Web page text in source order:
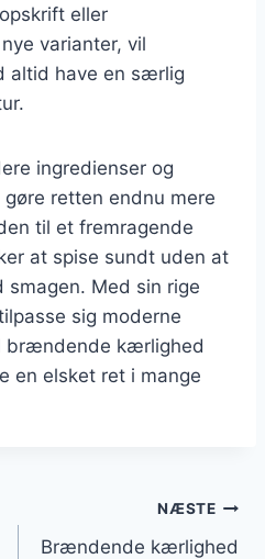
eller
varianter, vil
have en særlig
ingredienser og
retten endnu mere
til et fremragende
at spise sundt uden at
smagen. Med sin rige
sig moderne
brændende kærlighed
elsket ret i mange
NÆSTE
Brændende kærlighed